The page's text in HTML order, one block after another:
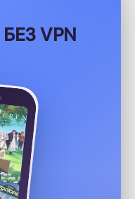
БЕЗ VPN